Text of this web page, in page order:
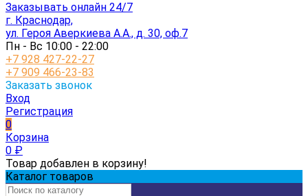
Заказывать онлайн 24/7
г. Краснодар,
ул. Героя Аверкиева А.А., д. 30, оф.7
Пн - Вс 10:00 - 22:00
+7 928 427-22-27
+7 909 466-23-83
Заказать звонок
Вход
Регистрация
0
Корзина
0 ₽
Товар добавлен в корзину!
Каталог товаров